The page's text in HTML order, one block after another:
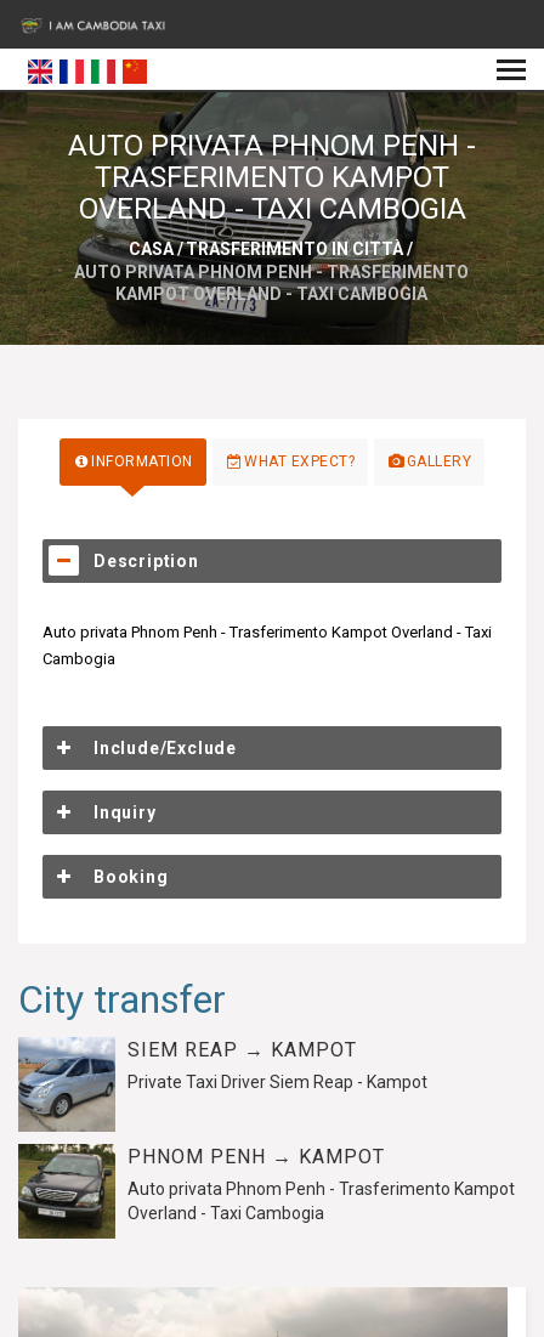
AUTO PRIVATA PHNOM PENH -
TRASFERIMENTO KAMPOT
OVERLAND - TAXI CAMBOGIA
CASA/TRASFERIMENTO IN CITTÀ/
AUTO PRIVATA PHNOM PENH - TRASFERIMENTO
KAMPOT OVERLAND - TAXI CAMBOGIA
INFORMATION WHAT EXPECT? GALLERY
Description
Auto privata Phnom Penh - Trasferimento Kampot Overland - Taxi
Cambogia
Include/Exclude
Inquiry
Booking
City transfer
SIEM REAP → KAMPOT
Private Taxi Driver Siem Reap - Kampot
PHNOM PENH → KAMPOT
Auto privata Phnom Penh - Trasferimento Kampot
Overland - Taxi Cambogia